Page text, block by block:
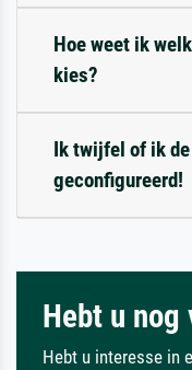
Hoe weet ik
kies?
Ik twijfel of ik
geconfigureerd!
Hebt u nog
Hebt u interesse in